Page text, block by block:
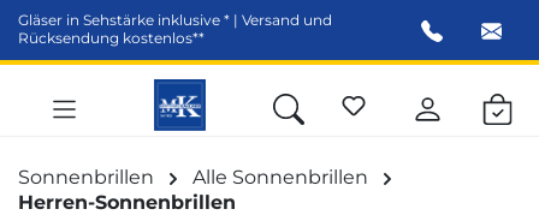
springen
Gläser in Sehstärke inklusive * | Versand und
Rücksendung kostenlos**
Sonnenbrillen
Alle Sonnenbrillen
Herren-Sonnenbrillen